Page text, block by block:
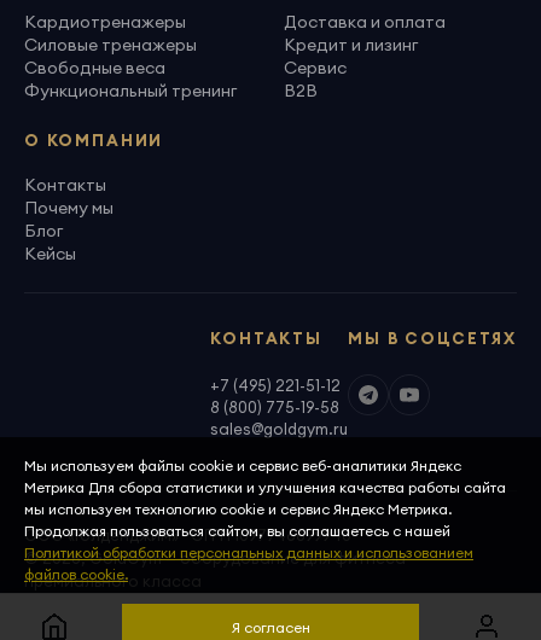
Кардиотренажеры
Силовые тренажеры
Свободные веса
Функциональный тренинг
Доставка и оплата
Кредит и лизинг
Сервис
B2B
О КОМПАНИИ
Контакты
Почему мы
Блог
Кейсы
МЫ В СОЦСЕТЯХ
КОНТАКТЫ
+7 (495) 221-51-12
8 (800) 775-19-58
sales@goldgym.ru
ООО «Голденджим» · ОГРН 1097746699940
© 2026, GoldGym — оборудование для фитнеса
премиального класса
Политика конфиденциальности
Скачать реквизиты
Мы используем файлы cookie и сервис веб-аналитики Яндекс
Метрика Для сбора статистики и улучшения качества работы сайта
мы используем технологию cookie и сервис Яндекс Метрика.
Продолжая пользоваться сайтом, вы соглашаетесь с нашей
Политикой обработки персональных данных и использованием
файлов cookie.
Я согласен